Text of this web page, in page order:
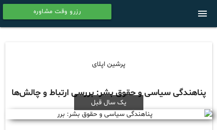
رزرو وقت مشاوره menu
پرشین اپلای
پناهندگی سیاسی و حقوق بشر: بررسی ارتباط و چالش‌ها
یک سال قبل